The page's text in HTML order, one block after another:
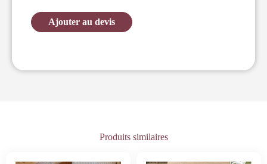
Ajouter au devis
Produits similaires